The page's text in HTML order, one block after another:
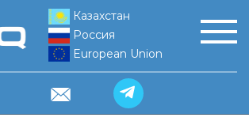
Казахстан
Россия
European Union